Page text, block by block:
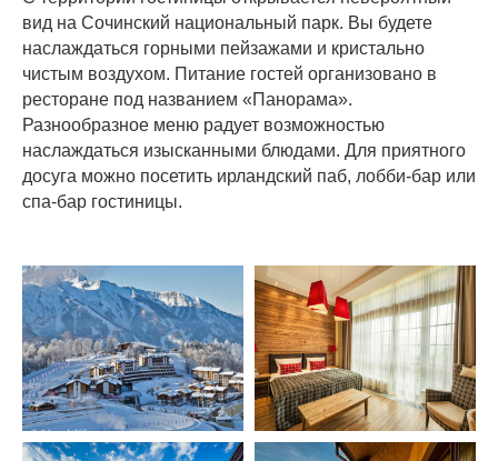
вид на Сочинский национальный парк. Вы будете
наслаждаться горными пейзажами и кристально
чистым воздухом. Питание гостей организовано в
ресторане под названием «Панорама».
Разнообразное меню радует возможностью
наслаждаться изысканными блюдами. Для приятного
досуга можно посетить ирландский паб, лобби-бар или
спа-бар гостиницы.